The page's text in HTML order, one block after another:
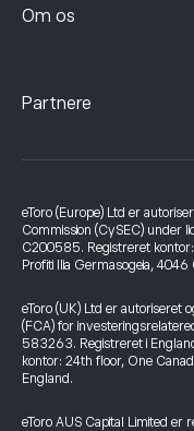
Om os
Partnere
eToro (Europe) Ltd er
Commission (CySEC) under
C200585. Registreret kontor:
Profiti Ilia Germasogeia,
eToro (UK) Ltd er autoriseret
(FCA) for
583263. Registreret i
kontor: 24th floor, One
England.
eToro AUS Capital Limited er